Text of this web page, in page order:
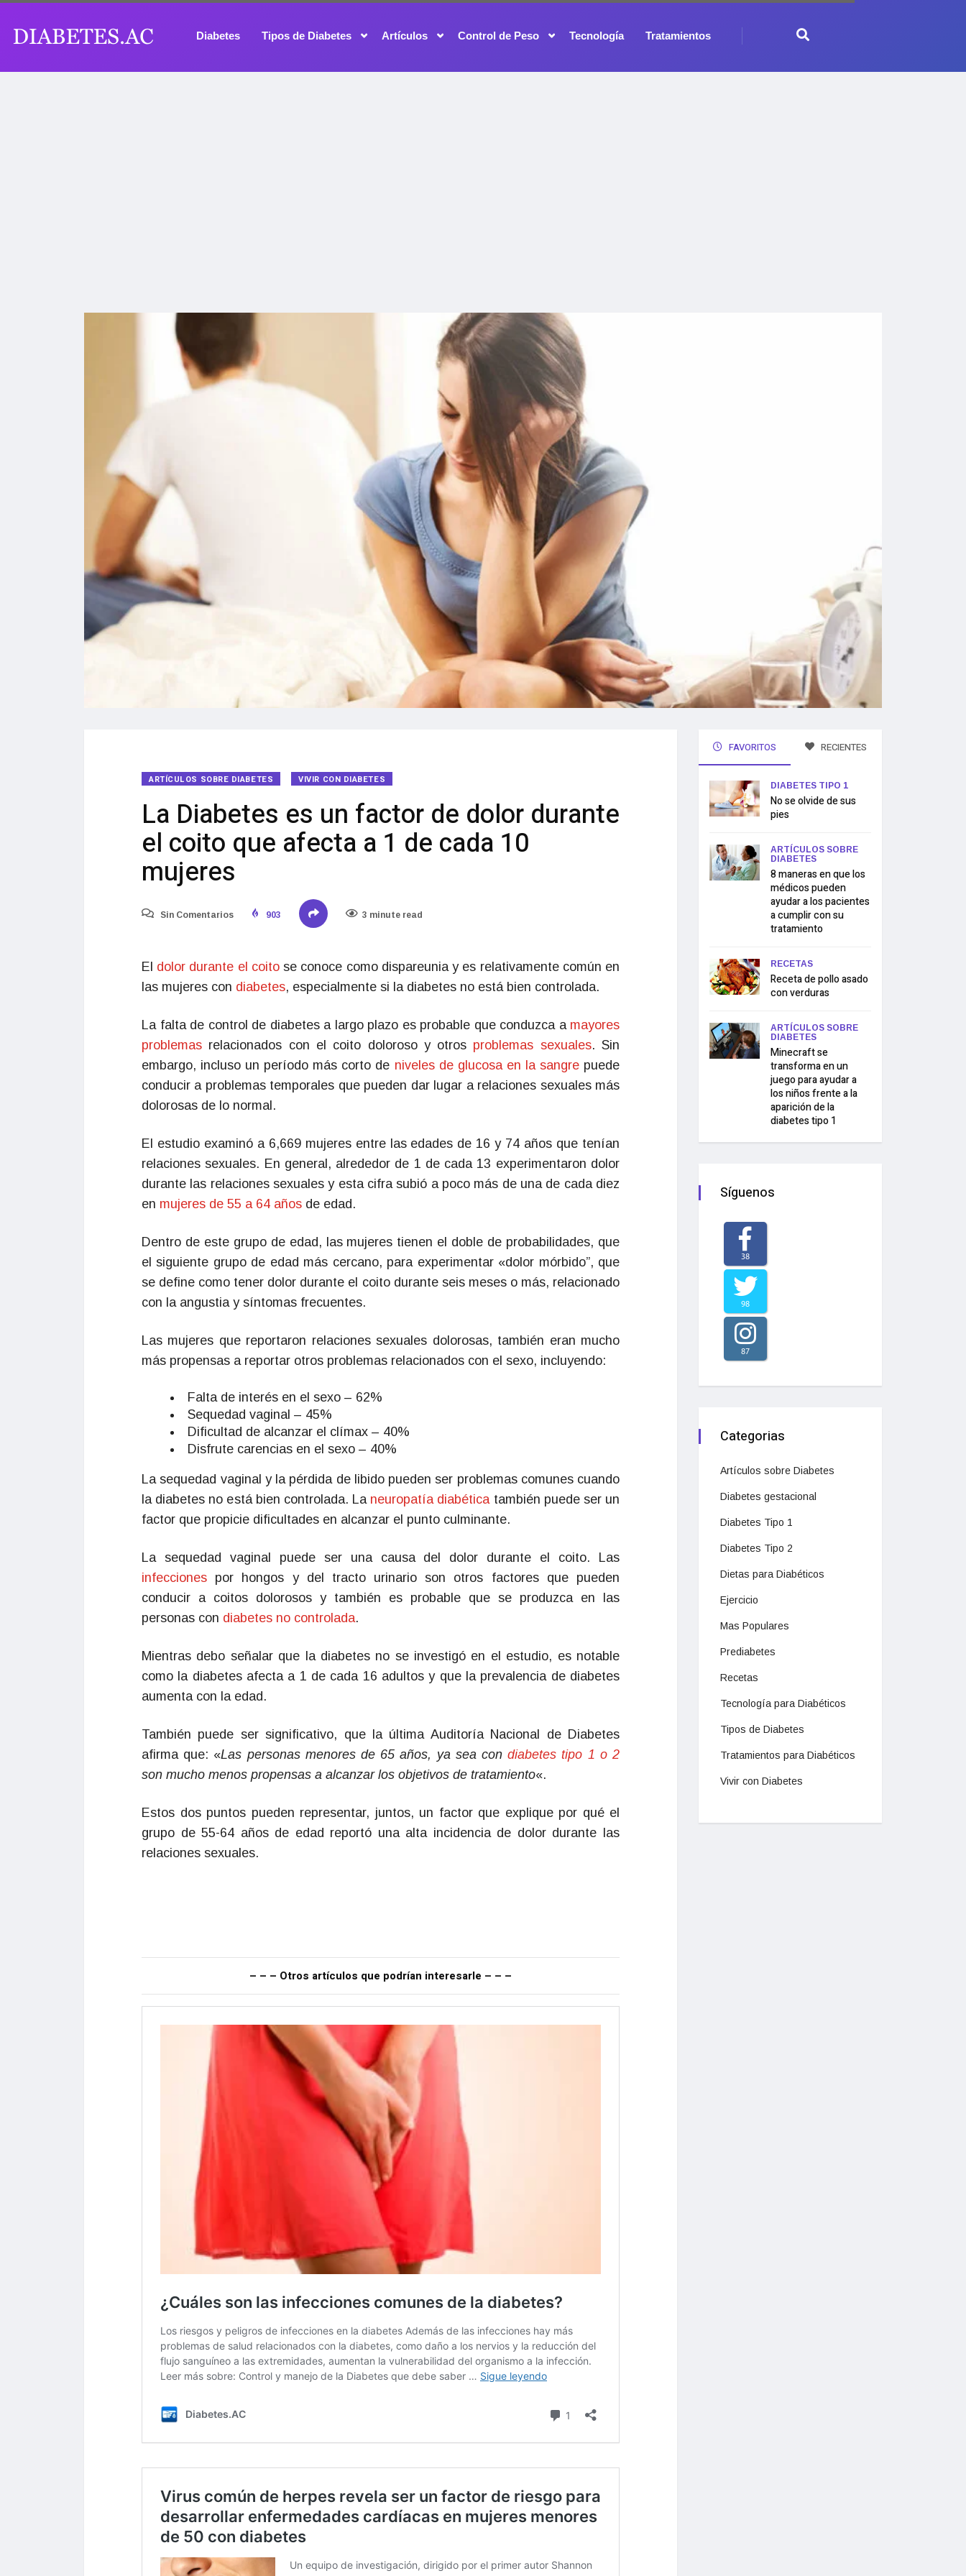
Diabetes Tipos de Diabetes Artículos Control de Peso Tecnología Tratamientos
ARTÍCULOS SOBRE DIABETES VIVIR CON DIABETES
La Diabetes es un factor de dolor durante
el coito que afecta a 1 de cada 10
mujeres
Sin Comentarios 903 3 minute read
El dolor durante el coitose conoce como dispareunia y es relativamente común en
las mujeres con diabetes, especialmente si la diabetes no está bien controlada.
La falta de control de diabetes a largo plazo es probable que conduzca a mayores
problemas relacionados con el coito doloroso y otros problemas sexuales. Sin
embargo, incluso un período más corto de niveles de glucosa en la sangrepuede
conducir a problemas temporales que pueden dar lugar a relaciones sexuales más
dolorosas de lo normal.
El estudio examinó a 6,669 mujeres entre las edades de 16 y 74 años que tenían
relaciones sexuales. En general, alrededor de 1 de cada 13 experimentaron dolor
durante las relaciones sexuales y esta cifra subió a poco más de una de cada diez
en mujeres de 55 a 64 años de edad.
Dentro de este grupo de edad, las mujeres tienen el doble de probabilidades, que
el siguiente grupo de edad más cercano, para experimentar «dolor mórbido”, que
se define como tener dolor durante el coito durante seis meses o más, relacionado
con la angustia y síntomas frecuentes.
Las mujeres que reportaron relaciones sexuales dolorosas, también eran mucho
más propensas a reportar otros problemas relacionados con el sexo, incluyendo:
Falta de interés en el sexo – 62%
Sequedad vaginal – 45%
Dificultad de alcanzar el clímax – 40%
Disfrute carencias en el sexo – 40%
La sequedad vaginal y la pérdida de libido pueden ser problemas comunes cuando
la diabetes no está bien controlada. La neuropatía diabéticatambién puede ser un
factor que propicie dificultades en alcanzar el punto culminante.
La sequedad vaginal puede ser una causa del dolor durante el coito. Las
infecciones por hongos y del tracto urinario son otros factores que pueden
conducir a coitos dolorosos y también es probable que se produzca en las
personas con diabetes no controlada.
Mientras debo señalar que la diabetes no se investigó en el estudio, es notable
como la diabetes afecta a 1 de cada 16 adultos y que la prevalencia de diabetes
aumenta con la edad.
También puede ser significativo, que la última Auditoría Nacional de Diabetes
afirma que: «Las personas menores de 65 años, ya sea condiabetes tipo 1 o 2
son mucho menos propensas a alcanzar los objetivos de tratamiento«.
Estos dos puntos pueden representar, juntos, un factor que explique por qué el
grupo de 55-64 años de edad reportó una alta incidencia de dolor durante las
relaciones sexuales.
– – – Otros artículos que podrían interesarle – – –
FAVORITOS RECIENTES
DIABETES TIPO 1
No se olvide de sus
pies
ARTÍCULOS SOBRE
DIABETES
8 maneras en que los
médicos pueden
ayudar a los pacientes
a cumplir con su
tratamiento
RECETAS
Receta de pollo asado
con verduras
ARTÍCULOS SOBRE
DIABETES
Minecraft se
transforma en un
juego para ayudar a
los niños frente a la
aparición de la
diabetes tipo 1
Síguenos
38
98
87
Categorias
Artículos sobre Diabetes
Diabetes gestacional
Diabetes Tipo 1
Diabetes Tipo 2
Dietas para Diabéticos
Ejercicio
Mas Populares
Prediabetes
Recetas
Tecnología para Diabéticos
Tipos de Diabetes
Tratamientos para Diabéticos
Vivir con Diabetes